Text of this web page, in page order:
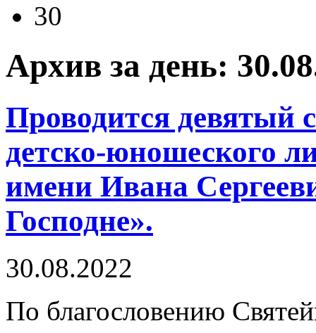
30
Архив за день:
Проводится девятый
детско-юношеского
имени Ивана
Господне».
30.08.2022
По благословению